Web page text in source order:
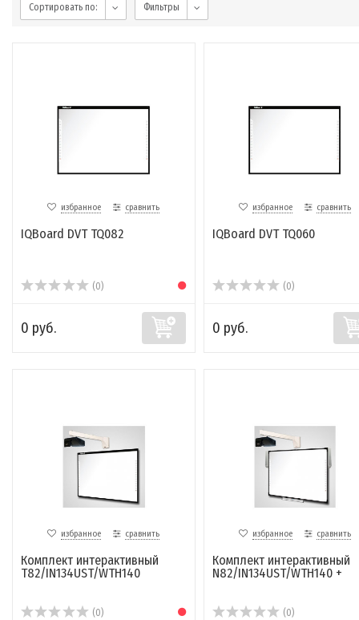
Сортировать по: Фильтры
избранное сравнить
IQBoard DVT TQ082
(0)
0 руб.
избранное сравнить
IQBoard DVT TQ060
(0)
0 руб.
избранное сравнить
Комплект интерактивный
T82/IN134UST/WTH140
(0)
избранное сравнить
Комплект интерактивный
N82/IN134UST/WTH140 +
(0)